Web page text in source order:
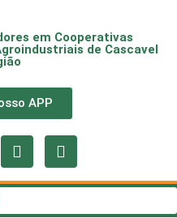
em Cooperativas
de Cascavel
APP